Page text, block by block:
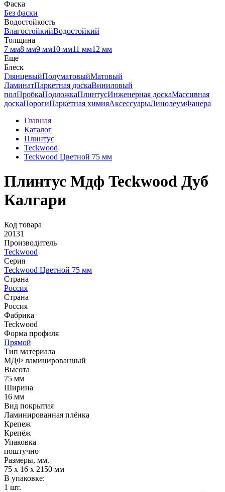
Фаска
Без фаски
Водостойкость
ВлагостойкийВодостойкий
Толщина
7 мм8 мм9 мм10 мм11 мм12 мм
Еще
Блеск
ГлянцевыйПолуматовыйМатовый
ЛаминатПаркетная доскаВиниловый
полПробкаПодложкаПлинтусИнженерная доскаМассивная
доскаПорогиПаркетная химияАксессуарыЛинолеумФанера
Главная
Каталог
Плинтус
Teckwood
Teckwood Цветной 75 мм
Плинтус Мдф Teckwood Дуб
Калгари
Код товара
20131
Производитель
Teckwood
Серия
Teckwood Цветной 75 мм
Страна
Россия
Страна
Россия
Фабрика
Teckwood
Форма профиля
Прямой
Тип материала
МДФ ламинированный
Высота
75 мм
Ширина
16 мм
Вид покрытия
Ламинированная плёнка
Крепеж
Крепёж
Упаковка
поштучно
Размеры, мм.
75 х 16 х 2150 мм
В упаковке:
1 шт.